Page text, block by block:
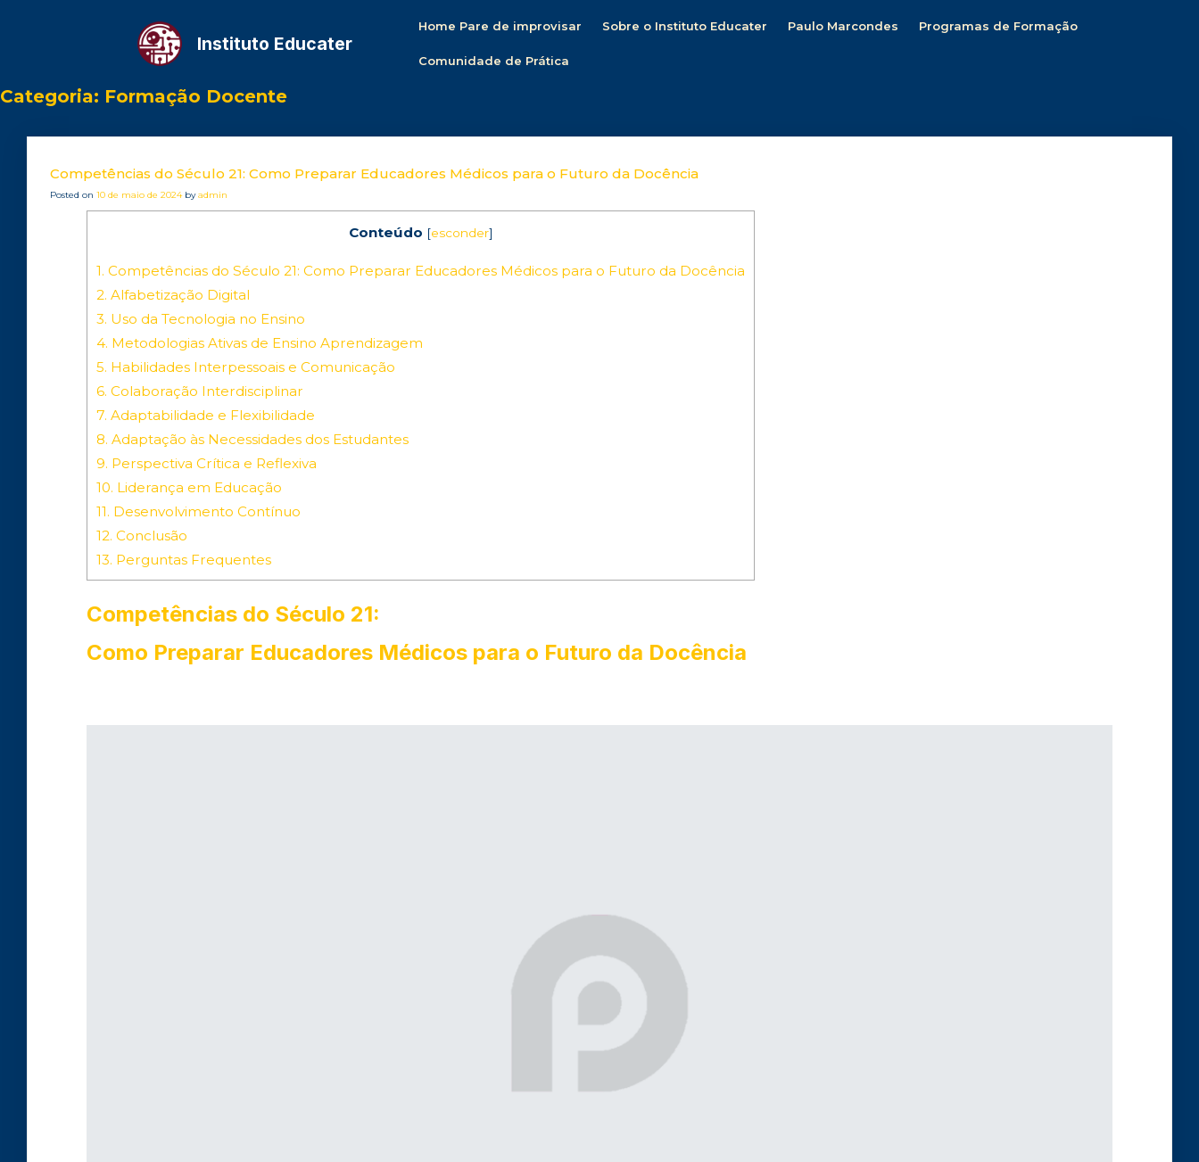
Instituto Educater
Home Pare de improvisar Sobre o Instituto Educater Paulo Marcondes Programas de Formação
Comunidade de Prática
Categoria: Formação Docente
Competências do Século 21: Como Preparar Educadores Médicos para o Futuro da Docência
Posted on 10 de maio de 2024byadmin
Conteúdo [esconder]
1. Competências do Século 21: Como Preparar Educadores Médicos para o Futuro da Docência
2. Alfabetização Digital
3. Uso da Tecnologia no Ensino
4. Metodologias Ativas de Ensino Aprendizagem
5. Habilidades Interpessoais e Comunicação
6. Colaboração Interdisciplinar
7. Adaptabilidade e Flexibilidade
8. Adaptação às Necessidades dos Estudantes
9. Perspectiva Crítica e Reflexiva
10. Liderança em Educação
11. Desenvolvimento Contínuo
12. Conclusão
13. Perguntas Frequentes
Competências do Século 21:
Como Preparar Educadores Médicos para o Futuro da Docência